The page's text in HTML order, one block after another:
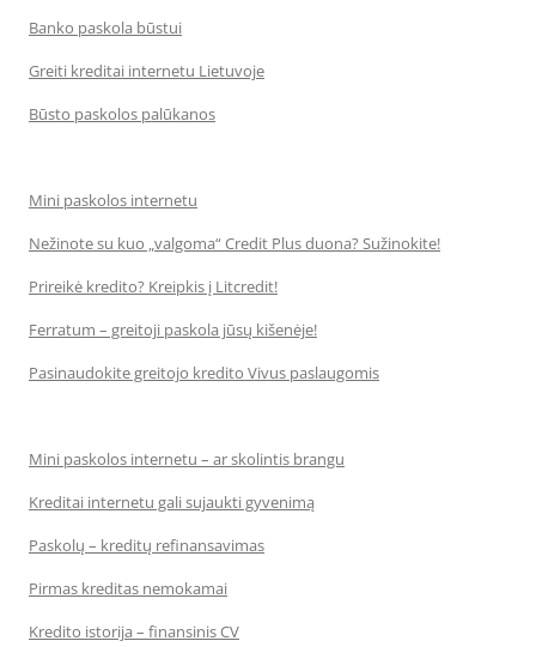
Banko paskola būstui
Greiti kreditai internetu Lietuvoje
Būsto paskolos palūkanos
Mini paskolos internetu
Nežinote su kuo „valgoma“ Credit Plus duona? Sužinokite!
Prireikė kredito? Kreipkis į Litcredit!
Ferratum – greitoji paskola jūsų kišenėje!
Pasinaudokite greitojo kredito Vivus paslaugomis
Mini paskolos internetu – ar skolintis brangu
Kreditai internetu gali sujaukti gyvenimą
Paskolų – kreditų refinansavimas
Pirmas kreditas nemokamai
Kredito istorija – finansinis CV